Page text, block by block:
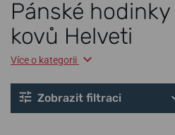
Pánské
kovů Helveti
Více o kategorii
Zobrazit filtraci